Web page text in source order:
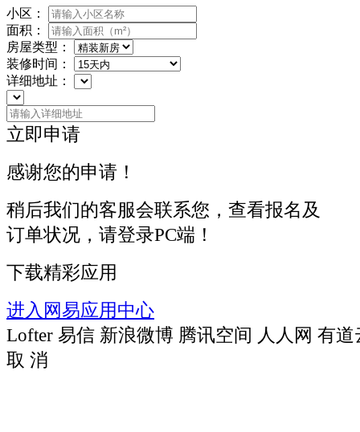
小区：
面积：
房屋类型：
装修时间：
详细地址：
立即申请
感谢您的申请！
稍后我们的客服会联系您，查看报名及
订单状况，请登录PC端！
下载精彩应用
进入网易应用中心
Lofter 易信 新浪微博 腾讯空间 人人网 有道
取 消